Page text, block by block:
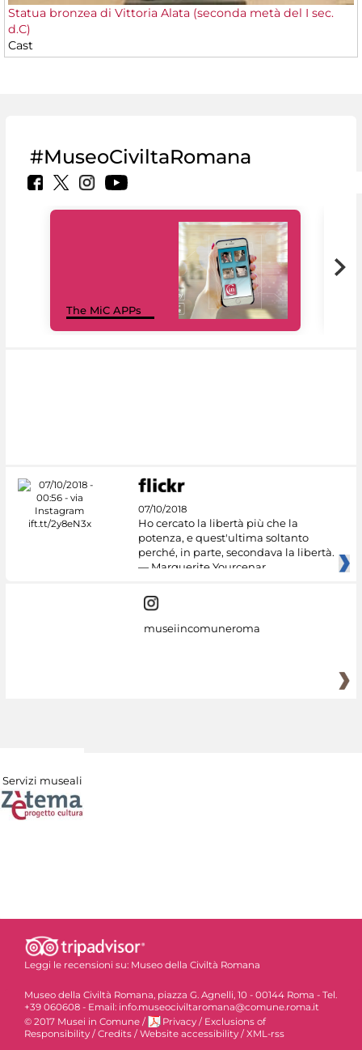
Statua bronzea di Vittoria Alata (seconda metà del I sec.
d.C)
Cast
#MuseoCiviltaRomana
The MiC APPs
07/10/2018
Ho cercato la libertà più che la
potenza, e quest'ultima soltanto
perché, in parte, secondava la libertà.
— Marguerite Yourcenar
museiincomuneroma
Servizi museali
Leggi le recensioni su: Museo della Civiltà Romana
Museo della Civiltà Romana, piazza G. Agnelli, 10 - 00144 Roma - Tel.
+39 060608 - Email: info.museociviltaromana@comune.roma.it
© 2017 Musei in Comune / Privacy / Exclusions of
Responsibility / Credits / Website accessibility / XML-rss